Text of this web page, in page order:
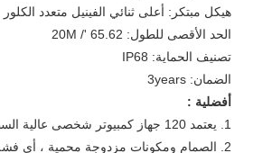
هيكل مبتكر: أعلى ثنائي الفينيل متعدد الكلور
الحد الأقصى للطول: 65.62 '/ 20M
تصنيف الحماية: IP68
الضمان: 3years
أفضلية :
1. يعتمد 120 جهاز كمبيوتر شخصى عالية السطوع SMD3528 لكل متر
2. الصمام ومكونات مزدوجة محمية ، أي فشل وحدة